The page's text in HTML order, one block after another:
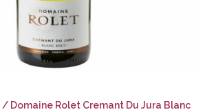
/ Domaine Rolet Cremant Du Jura Blanc